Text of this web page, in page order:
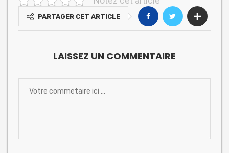
PARTAGER CET ARTICLE
LAISSEZ UN COMMENTAIRE